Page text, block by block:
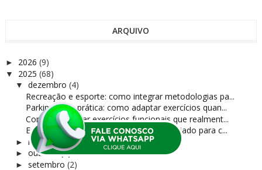
ARQUIVO
► 2026 (9)
▼ 2025 (68)
▼ dezembro (4)
Recreação e esporte: como integrar metodologias pa...
Parkinson na prática: como adaptar exercícios quan...
Como selecionar exercícios funcionais que realment...
Estrutura básica de um treino bem planejado para c...
► novembro (2)
► outubro(1)
► setembro (2)